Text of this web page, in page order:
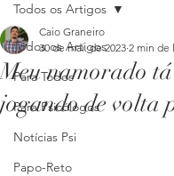
Todos os Artigos
Para Todos
Para Psicólogos
Notícias Psi
Papo-Reto
Todos os Artigos
Meu namorado
jogando de volta
Caio Graneiro
30 de mai. de 2023 2 min de